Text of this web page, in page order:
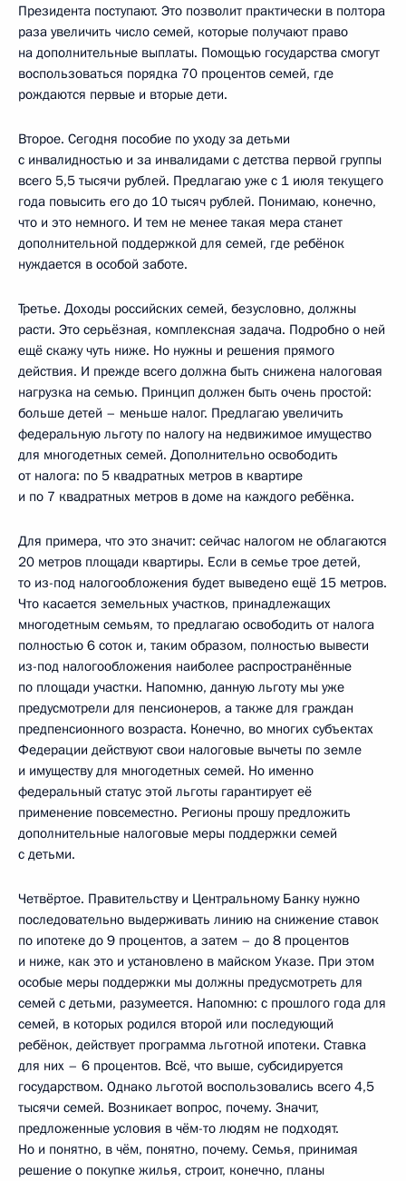
Президента поступают. Это позволит практически в полтора
раза увеличить число семей, которые получают право
на дополнительные выплаты. Помощью государства смогут
воспользоваться порядка 70 процентов семей, где
рождаются первые и вторые дети.
Второе. Сегодня пособие по уходу за детьми
с инвалидностью и за инвалидами с детства первой группы
всего 5,5 тысячи рублей. Предлагаю уже с 1 июля текущего
года повысить его до 10 тысяч рублей. Понимаю, конечно,
что и это немного. И тем не менее такая мера станет
дополнительной поддержкой для семей, где ребёнок
нуждается в особой заботе.
Третье. Доходы российских семей, безусловно, должны
расти. Это серьёзная, комплексная задача. Подробно о ней
ещё скажу чуть ниже. Но нужны и решения прямого
действия. И прежде всего должна быть снижена налоговая
нагрузка на семью. Принцип должен быть очень простой:
больше детей – меньше налог. Предлагаю увеличить
федеральную льготу по налогу на недвижимое имущество
для многодетных семей. Дополнительно освободить
от налога: по 5 квадратных метров в квартире
и по 7 квадратных метров в доме на каждого ребёнка.
Для примера, что это значит: сейчас налогом не облагаются
20 метров площади квартиры. Если в семье трое детей,
то из-под налогообложения будет выведено ещё 15 метров.
Что касается земельных участков, принадлежащих
многодетным семьям, то предлагаю освободить от налога
полностью 6 соток и, таким образом, полностью вывести
из-под налогообложения наиболее распространённые
по площади участки. Напомню, данную льготу мы уже
предусмотрели для пенсионеров, а также для граждан
предпенсионного возраста. Конечно, во многих субъектах
Федерации действуют свои налоговые вычеты по земле
и имуществу для многодетных семей. Но именно
федеральный статус этой льготы гарантирует её
применение повсеместно. Регионы прошу предложить
дополнительные налоговые меры поддержки семей
с детьми.
Четвёртое. Правительству и Центральному Банку нужно
последовательно выдерживать линию на снижение ставок
по ипотеке до 9 процентов, а затем – до 8 процентов
и ниже, как это и установлено в майском Указе. При этом
особые меры поддержки мы должны предусмотреть для
семей с детьми, разумеется. Напомню: с прошлого года для
семей, в которых родился второй или последующий
ребёнок, действует программа льготной ипотеки. Ставка
для них – 6 процентов. Всё, что выше, субсидируется
государством. Однако льготой воспользовались всего 4,5
тысячи семей. Возникает вопрос, почему. Значит,
предложенные условия в чём-то людям не подходят.
Но и понятно, в чём, понятно, почему. Семья, принимая
решение о покупке жилья, строит, конечно, планы